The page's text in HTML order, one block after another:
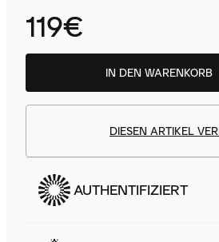
119€
IN DEN WARENKORB
DIESEN ARTIKEL
AUTHENTIFIZIERT